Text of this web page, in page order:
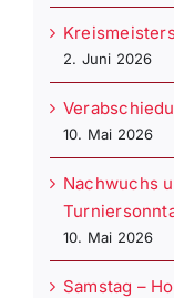
2. Juni 2026
10. Mai 2026
Nachwuchs
10. Mai 2026
Samstag –